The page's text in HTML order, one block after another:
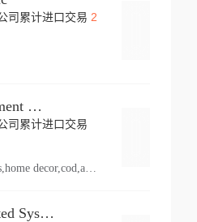
司累计进口交易 2
Knoebels Amusement Resort
司累计进口交易
vehicle,pl 2,arts,home decor,cod,amusement ride,sea
Duetto Intergrgrated Systems Inc.